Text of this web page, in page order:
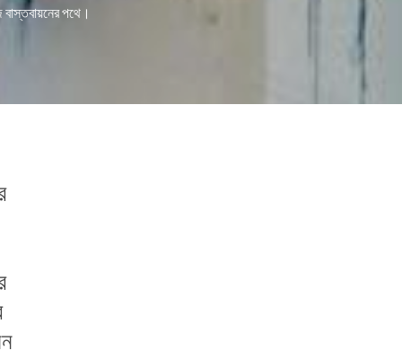
বাস্তবায়নের পথে।